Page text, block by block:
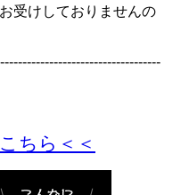
受けしておりませんの
ちら＜＜